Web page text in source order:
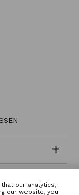
our analytics,
our website, you